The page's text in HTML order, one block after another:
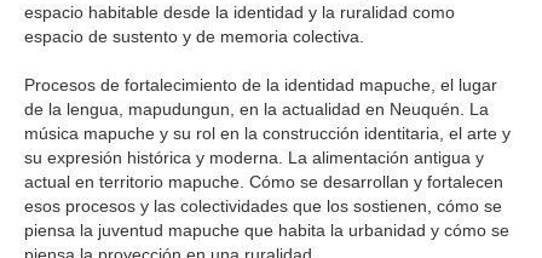
espacio habitable desde la identidad y la ruralidad como
espacio de sustento y de memoria colectiva.
Procesos de fortalecimiento de la identidad mapuche, el lugar
de la lengua, mapudungun, en la actualidad en Neuquén. La
música mapuche y su rol en la construcción identitaria, el arte y
su expresión histórica y moderna. La alimentación antigua y
actual en territorio mapuche. Cómo se desarrollan y fortalecen
esos procesos y las colectividades que los sostienen, cómo se
piensa la juventud mapuche que habita la urbanidad y cómo se